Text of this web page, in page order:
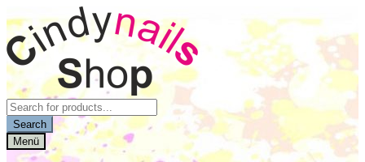
Navigation
springen
Inhalt
springen
Products
search
Search
Menü